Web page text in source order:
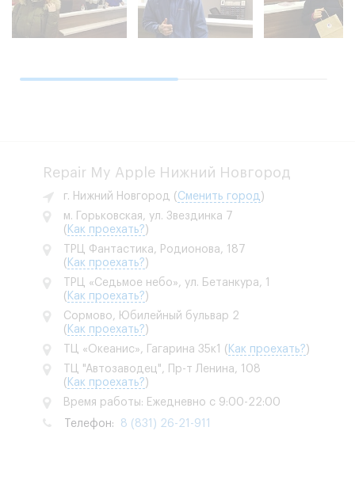
Repair My Apple Нижний Новгород
г. Нижний Новгород ( Сменить город )
м. Горьковская, ул. Звездинка 7
( Как проехать? )
ТРЦ Фантастика, Родионова, 187
( Как проехать? )
ТРЦ «Седьмое небо», ул. Бетанкура, 1
( Как проехать? )
Сормово, Юбилейный бульвар 2
( Как проехать? )
ТЦ «Океанис», Гагарина 35к1
( Как проехать? )
ТЦ "Автозаводец", Пр-т Ленина, 108
( Как проехать? )
Время работы: Ежедневно с 9:00-22:00
Телефон: 8 (831) 26-21-911